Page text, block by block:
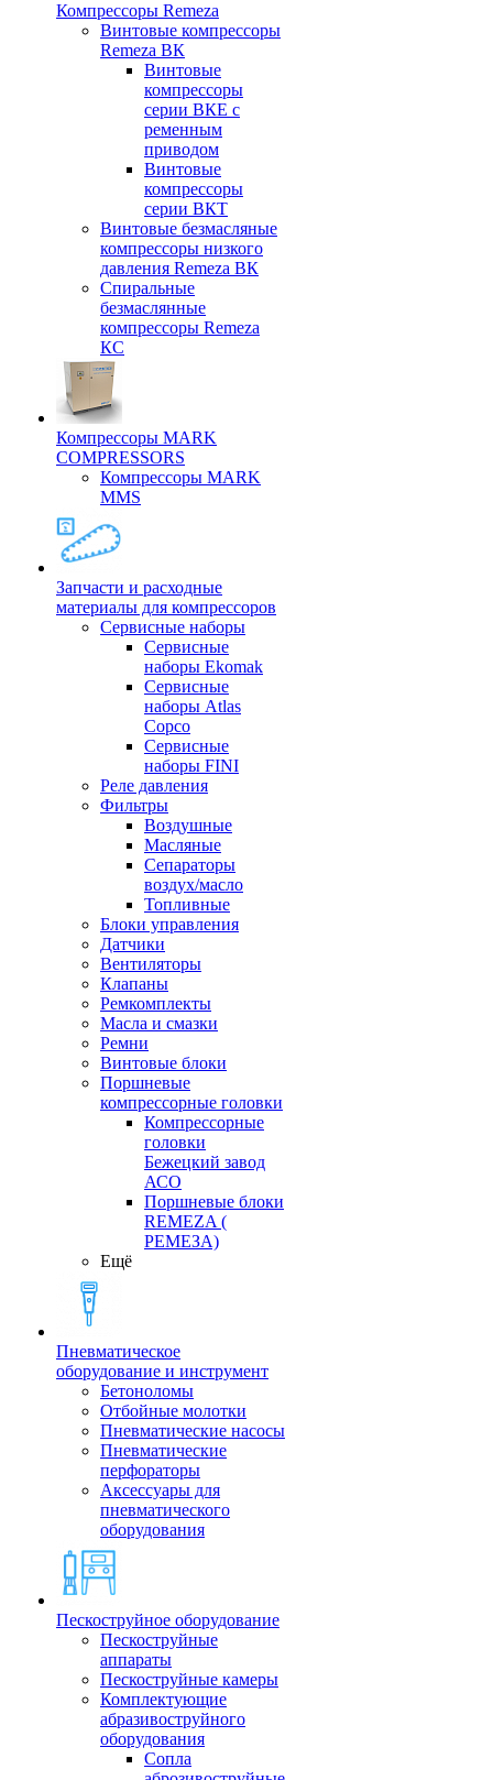
Компрессоры Remeza
Винтовые компрессоры
Remeza ВК
Винтовые
компрессоры
серии ВКЕ с
ременным
приводом
Винтовые
компрессоры
серии ВКТ
Винтовые безмасляные
компрессоры низкого
давления Remeza ВК
Спиральные
безмаслянные
компрессоры Remeza
КС
Компрессоры MARK
COMPRESSORS
Компрессоры MARK
MMS
Запчасти и расходные
материалы для компрессоров
Cервисные наборы
Сервисные
наборы Ekomak
Cервисные
наборы Atlas
Copco
Сервисные
наборы FINI
Реле давления
Фильтры
Воздушные
Масляные
Сепараторы
воздух/масло
Топливные
Блоки управления
Датчики
Вентиляторы
Клапаны
Ремкомплекты
Масла и смазки
Ремни
Винтовые блоки
Поршневые
компрессорные головки
Компрессорные
головки
Бежецкий завод
АСО
Поршневые блоки
REMEZA (
РЕМЕЗА)
Ещё
Пневматическое
оборудование и инструмент
Бетоноломы
Отбойные молотки
Пневматические насосы
Пневматические
перфораторы
Аксессуары для
пневматического
оборудования
Пескоструйное оборудование
Пескоструйные
аппараты
Пескоструйные камеры
Комплектующие
абразивоструйного
оборудования
Сопла